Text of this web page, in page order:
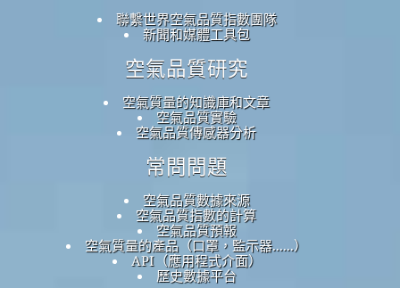
聯繫世界空氣品質指數團隊
新聞和媒體工具包
空氣品質研究
空氣質量的知識庫和文章
空氣品質實驗
空氣品質傳感器分析
常問問題
空氣品質數據來源
空氣品質指數的計算
空氣品質預報
空氣質量的產品（口罩，監示器......）
API（應用程式介面）
歷史數據平台